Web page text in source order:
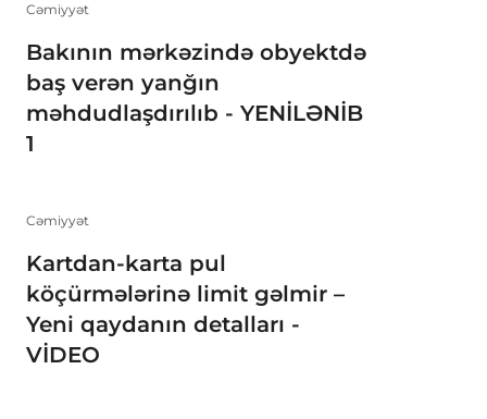
Cəmiyyət
Bakının mərkəzində obyektdə
baş verən yanğın
məhdudlaşdırılıb - YENİLƏNİB
1
Cəmiyyət
Kartdan-karta pul
köçürmələrinə limit gəlmir –
Yeni qaydanın detalları -
VİDEO